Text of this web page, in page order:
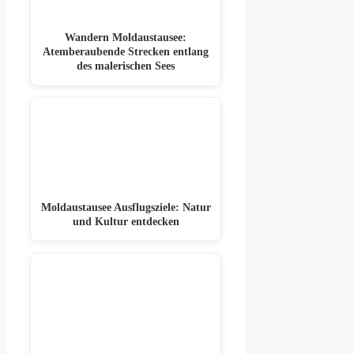
Wandern Moldaustausee:
Atemberaubende Strecken entlang
des malerischen Sees
Moldaustausee Ausflugsziele: Natur
und Kultur entdecken